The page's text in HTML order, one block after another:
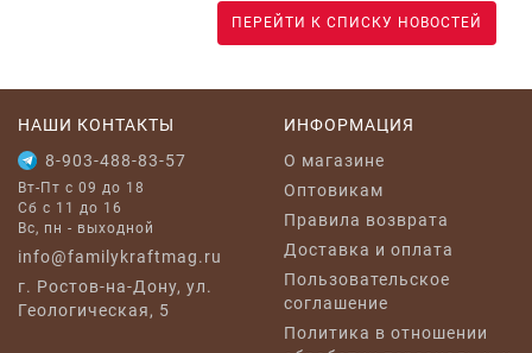
ПЕРЕЙТИ К СПИСКУ НОВОСТЕЙ
НАШИ КОНТАКТЫ
8-903-488-83-57
Вт-Пт с 09 до 18
Сб с 11 до 16
Вс, пн - выходной
info@familykraftmag.ru
г. Ростов-на-Дону, ул.
Геологическая, 5
ИНФОРМАЦИЯ
O магазине
Оптовикам
Правила возврата
Доставка и оплата
Пользовательское
соглашение
Политика в отношении